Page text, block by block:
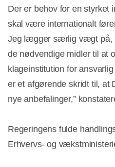
Der er behov for en styrket
skal være internationalt
Jeg lægger særlig vægt på,
de nødvendige midler til at
klageinstitution for
er et afgørende skridt til, at
nye anbefalinger,”
Regeringens fulde
Erhvervs- og